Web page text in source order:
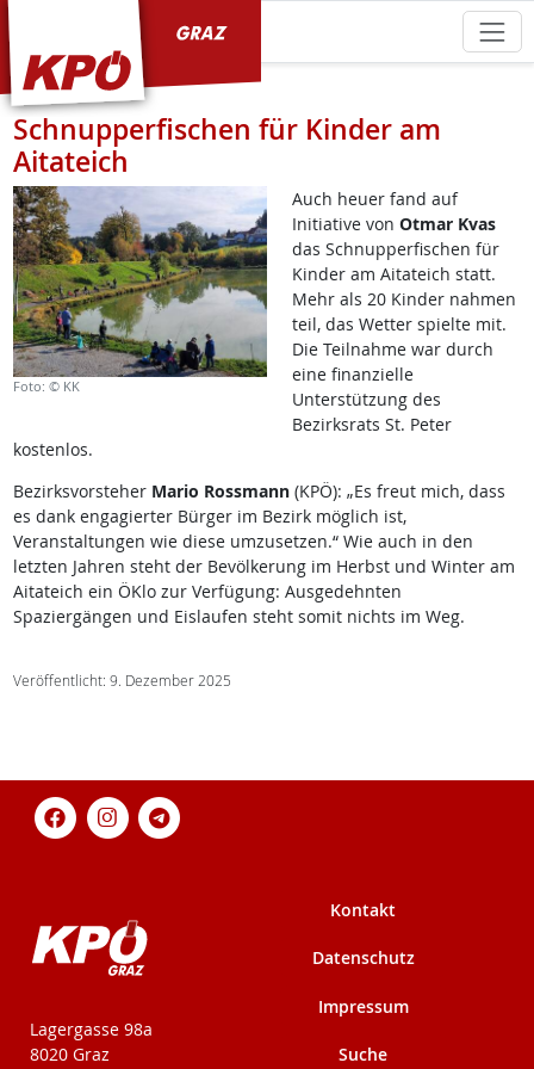
Schnupperfischen für Kinder am
Aitateich
Foto: © KK
Auch heuer fand auf
Initiative von Otmar Kvas
das Schnupperfischen für
Kinder am Aitateich statt.
Mehr als 20 Kinder nahmen
teil, das Wetter spielte mit.
Die Teilnahme war durch
eine finanzielle
Unterstützung des
Bezirksrats St. Peter
kostenlos.
Bezirksvorsteher Mario Rossmann(KPÖ): „Es freut mich, dass
es dank engagierter Bürger im Bezirk möglich ist,
Veranstaltungen wie diese umzusetzen.“ Wie auch in den
letzten Jahren steht der Bevölkerung im Herbst und Winter am
Aitateich ein ÖKlo zur Verfügung: Ausgedehnten
Spaziergängen und Eislaufen steht somit nichts im Weg.
Veröffentlicht: 9. Dezember 2025
KPÖ-Steiermark
Lagergasse 98a
8020 Graz
Kontakt
Datenschutz
Impressum
Suche